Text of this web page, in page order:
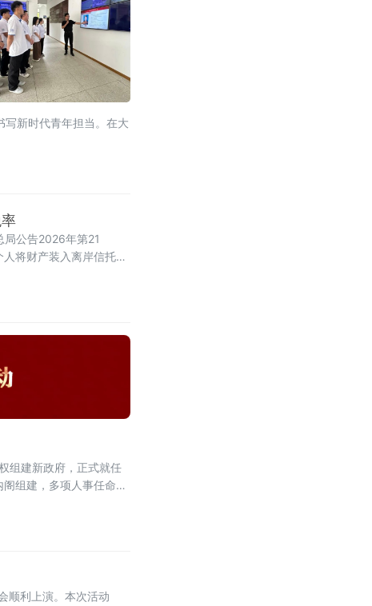
新时代青年担当。在大
局公告2026年第21
将财产装入离岸信托以
组建新政府，正式就任
组建，多项人事任命出
顺利上演。本次活动